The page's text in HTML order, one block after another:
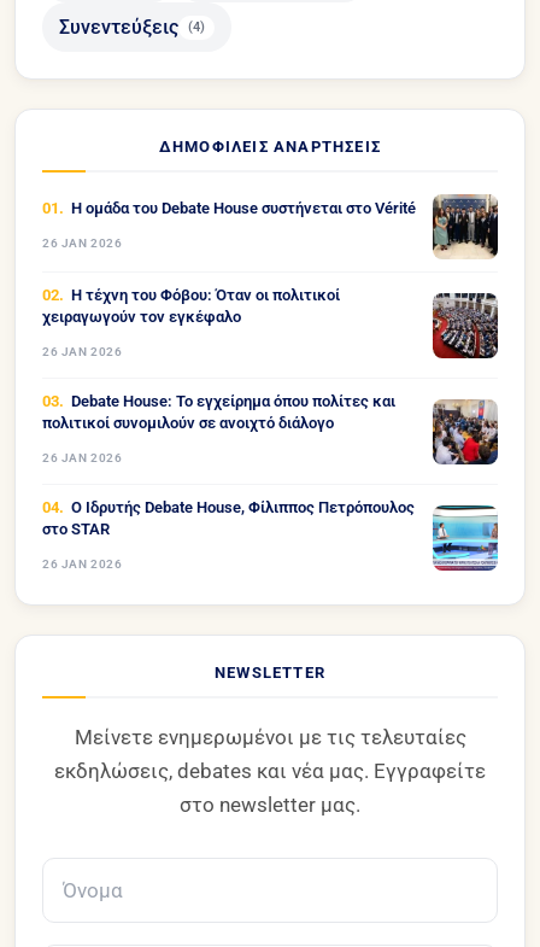
Συνεντεύξεις (4)
ΔΗΜΟΦΙΛΕΊΣ ΑΝΑΡΤΉΣΕΙΣ
Η ομάδα του Debate House συστήνεται στο Vérité
26 JAN 2026
Η τέχνη του Φόβου: Όταν οι πολιτικοί
χειραγωγούν τον εγκέφαλο
26 JAN 2026
Debate House: Το εγχείρημα όπου πολίτες και
πολιτικοί συνομιλούν σε ανοιχτό διάλογο
26 JAN 2026
Ο Ιδρυτής Debate House, Φίλιππος Πετρόπουλος
στο STAR
26 JAN 2026
NEWSLETTER
Μείνετε ενημερωμένοι με τις τελευταίες
εκδηλώσεις, debates και νέα μας. Εγγραφείτε
στο newsletter μας.